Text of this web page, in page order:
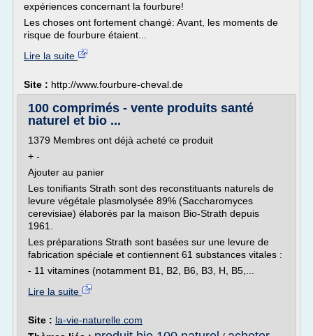
expériences concernant la fourbure!
Les choses ont fortement changé: Avant, les moments de
risque de fourbure étaient...
Lire la suite
Site : http://www.fourbure-cheval.de
100 comprimés - vente produits santé
naturel et bio ...
1379 Membres ont déjà acheté ce produit
+ -
Ajouter au panier
Les tonifiants Strath sont des reconstituants naturels de
levure végétale plasmolysée 89% (Saccharomyces
cerevisiae) élaborés par la maison Bio-Strath depuis
1961.
Les préparations Strath sont basées sur une levure de
fabrication spéciale et contiennent 61 substances vitales :
- 11 vitamines (notamment B1, B2, B6, B3, H, B5,...
Lire la suite
Site : la-vie-naturelle.com